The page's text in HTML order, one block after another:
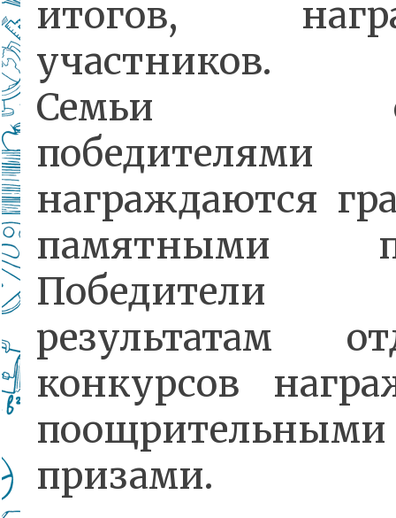
итогов,
участников.
Семьи
победителями
награждаются
памятными
результатам
конкурсов
поощрительными
призами.